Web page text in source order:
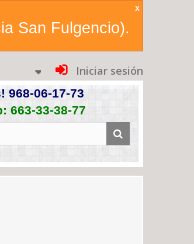
San Fulgencio).
X
Iniciar sesión
968-06-17-73
663-33-38-77